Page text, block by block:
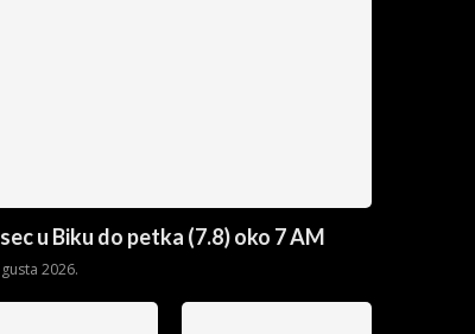
u Biku do petka (7.8) oko 7 AM
2026.